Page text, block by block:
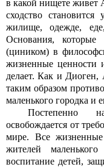
в какой нищете живет
сходство
жилище, одежде,
Основания, которые
(циником) в
жизненные ценности
делает. Как и Диоген,
таким образом
маленького городка и
Постепенно
освобождается от
мире. Все
жителей
воспитание детей,